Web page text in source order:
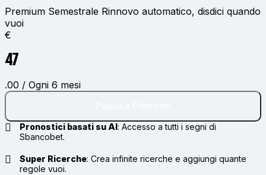
Premium Semestrale Rinnovo automatico, disdici quando
vuoi
€
47
.00 / Ogni 6 mesi
Pronostici basati su AI: Accesso a tutti i segni di
Sbancobet.
Super Ricerche: Crea infinite ricerche e aggiungi quante
regole vuoi.